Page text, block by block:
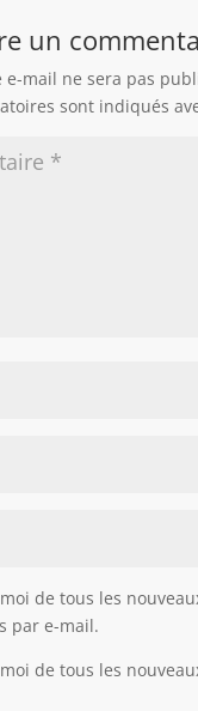
un
e-mail ne sera pas
sont indiqués
de tous les
par e-mail.
de tous les